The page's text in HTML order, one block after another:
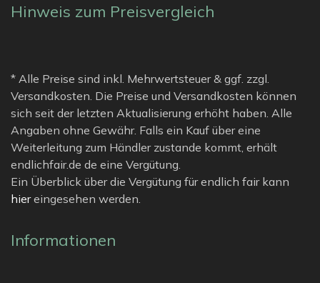
Hinweis zum Preisvergleich
* Alle Preise sind inkl. Mehrwertsteuer & ggf. zzgl.
Versandkosten. Die Preise und Versandkosten können
sich seit der letzten Aktualisierung erhöht haben. Alle
Angaben ohne Gewähr. Falls ein Kauf über eine
Weiterleitung zum Händler zustande kommt, erhält
endlichfair.de de eine Vergütung.
Ein Überblick über die Vergütung für endlich fair kann
hiereingesehen werden.
Informationen